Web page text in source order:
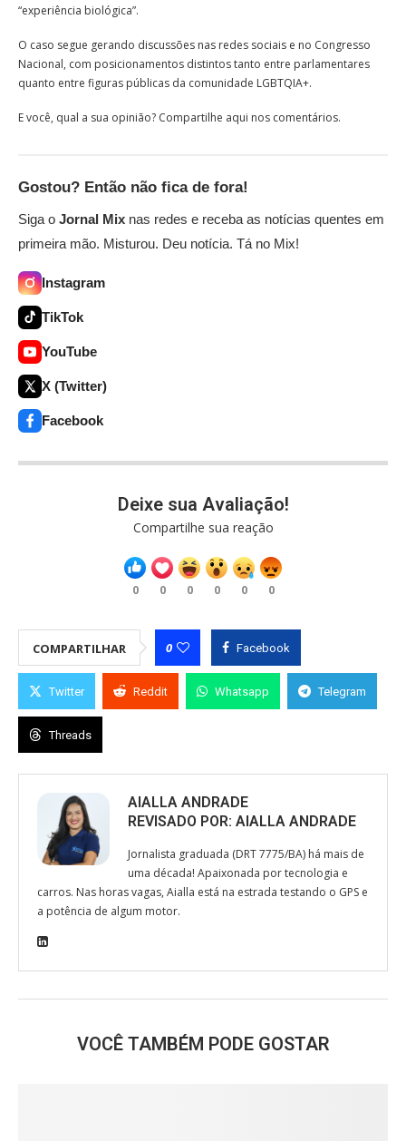
“experiência biológica”.
O caso segue gerando discussões nas redes sociais e no Congresso
Nacional, com posicionamentos distintos tanto entre parlamentares
quanto entre figuras públicas da comunidade LGBTQIA+.
E você, qual a sua opinião? Compartilhe aqui nos comentários.
Gostou? Então não fica de fora!
Siga o Jornal Mix nas redes e receba as notícias quentes em
primeira mão. Misturou. Deu notícia. Tá no Mix!
Instagram
TikTok
YouTube
X (Twitter)
Facebook
Deixe sua Avaliação!
Compartilhe sua reação
0 0 0 0 0 0
COMPARTILHAR 0 Facebook
Twitter Reddit Whatsapp Telegram
Threads
AIALLA ANDRADE
REVISADO POR: AIALLA ANDRADE
Jornalista graduada (DRT 7775/BA) há mais de
uma década! Apaixonada por tecnologia e
carros. Nas horas vagas, Aialla está na estrada testando o GPS e
a potência de algum motor.
VOCÊ TAMBÉM PODE GOSTAR